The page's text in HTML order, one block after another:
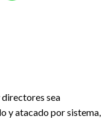
sea
y atacado por sistema,